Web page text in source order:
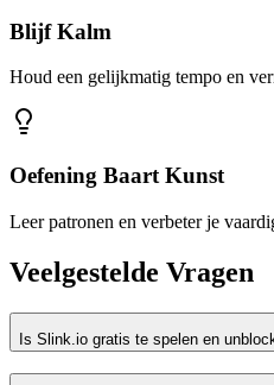
Blijf Kalm
Houd een gelijkmatig tempo en
Oefening Baart Kunst
Leer patronen en verbeter je
Veelgestelde Vragen
Is Slink.io gratis te spelen en